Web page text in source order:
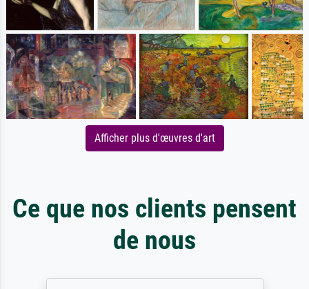
Afficher plus d'œuvres d'art
Ce que nos clients pensent
de nous